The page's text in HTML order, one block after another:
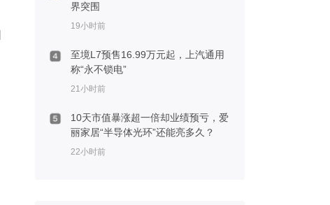
界突围
19小时前
至境L7预售16.99万元起，上汽通用
称“永不锁电”
21小时前
10天市值暴涨超一倍却业绩预亏，爱
丽家居“半导体光环”还能亮多久？
22小时前